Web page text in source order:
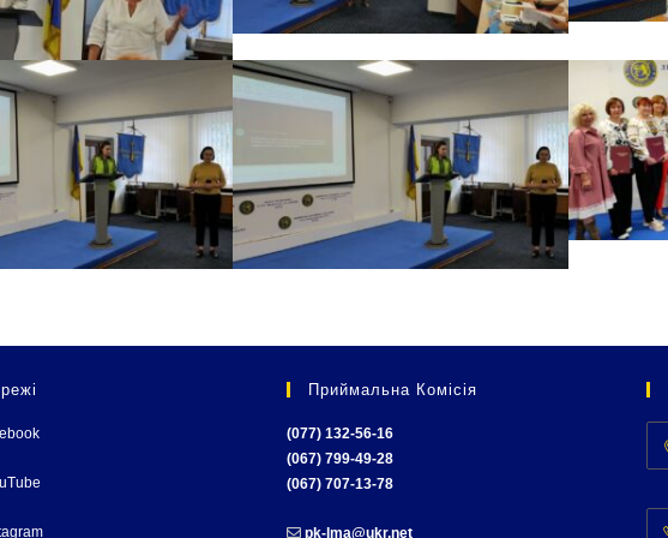
Приймальна Комісія
(077) 132-56-16
(067) 799-49-28
(067) 707-13-78
pk-lma@ukr.net